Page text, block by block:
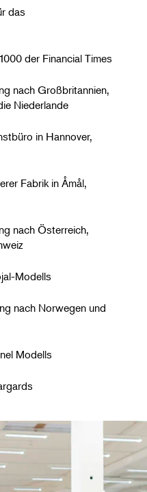
das
der Financial Times
nach Großbritannien,
Niederlande
in Hannover,
Fabrik in Åmål,
nach Österreich,
Modells
nach Norwegen und
Modells